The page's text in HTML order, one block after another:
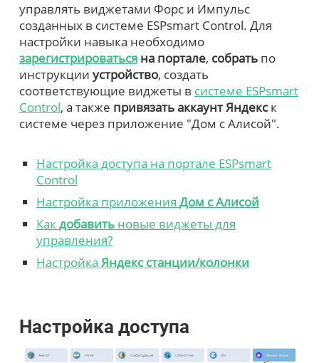
управлять виджетами Форс и Импульс
созданных в системе ESPsmart Control. Для
настройки навыка необходимо
зарегистрироватьсяна портале, собратьпо
инструкции устройство, создать
соответствующие виджеты в системе ESPsmart
Control, а также привязать аккаунт Яндекск
системе через приложение "Дом с Алисой".
Настройка доступа на портале ESPsmart
Control
Настройка приложения Дом с Алисой
Какдобавитьновые виджеты для
управления?
Настройка Яндекс станции/колонки
Настройка доступа